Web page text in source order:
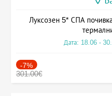
Луксозен 5* СПА
Дата: 18.06 -
-7%
301.00€